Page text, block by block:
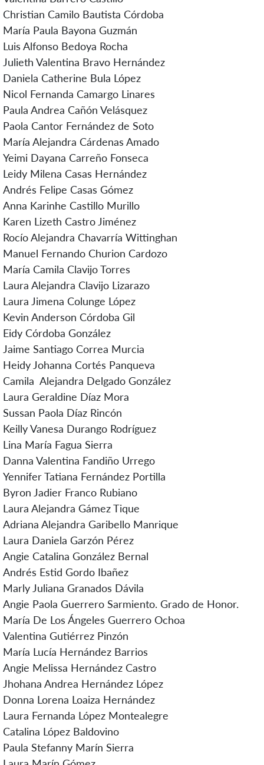
Christian Camilo Bautista Córdoba
María Paula Bayona Guzmán
Luis Alfonso Bedoya Rocha
Julieth Valentina Bravo Hernández
Daniela Catherine Bula López
Nicol Fernanda Camargo Linares
Paula Andrea Cañón Velásquez
Paola Cantor Fernández de Soto
María Alejandra Cárdenas Amado
Yeimi Dayana Carreño Fonseca
Leidy Milena Casas Hernández
Andrés Felipe Casas Gómez
Anna Karinhe Castillo Murillo
Karen Lizeth Castro Jiménez
Rocío Alejandra Chavarría Wittinghan
Manuel Fernando Churion Cardozo
María Camila Clavijo Torres
Laura Alejandra Clavijo Lizarazo
Laura Jimena Colunge López
Kevin Anderson Córdoba Gil
Eidy Córdoba González
Jaime Santiago Correa Murcia
Heidy Johanna Cortés Panqueva
Camila Alejandra Delgado González
Laura Geraldine Díaz Mora
Sussan Paola Díaz Rincón
Keilly Vanesa Durango Rodríguez
Lina María Fagua Sierra
Danna Valentina Fandiño Urrego
Yennifer Tatiana Fernández Portilla
Byron Jadier Franco Rubiano
Laura Alejandra Gámez Tique
Adriana Alejandra Garibello Manrique
Laura Daniela Garzón Pérez
Angie Catalina González Bernal
Andrés Estid Gordo Ibañez
Marly Juliana Granados Dávila
Angie Paola Guerrero Sarmiento. Grado de Honor.
María De Los Ángeles Guerrero Ochoa
Valentina Gutiérrez Pinzón
María Lucía Hernández Barrios
Angie Melissa Hernández Castro
Jhohana Andrea Hernández López
Donna Lorena Loaiza Hernández
Laura Fernanda López Montealegre
Catalina López Baldovino
Paula Stefanny Marín Sierra